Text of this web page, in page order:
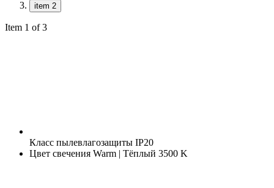
item 2
Item 1 of 3
Класс пылевлагозащиты IP20
Цвет свечения Warm | Тёплый 3500 K